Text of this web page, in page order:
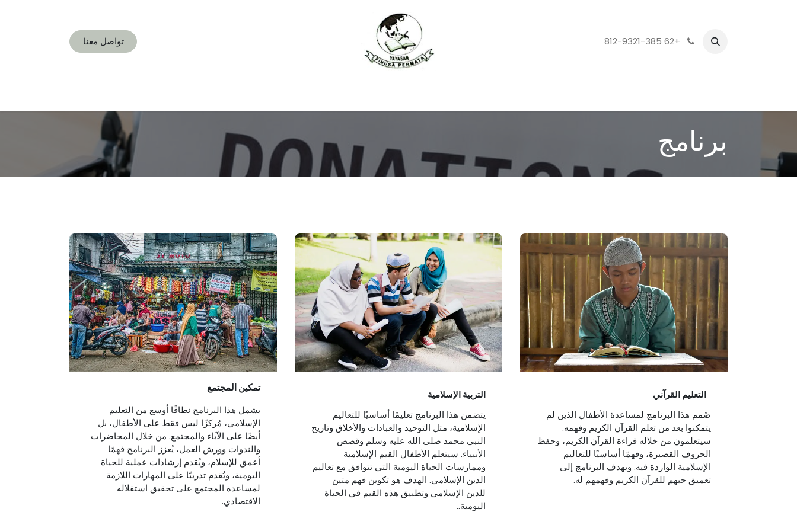
+62 812-9321-385 تواصل معنا
برنامج
التعليم القرآني
صُمم هذا البرنامج لمساعدة الأطفال الذين لم
يتمكنوا بعد من تعلم القرآن الكريم وفهمه.
سيتعلمون من خلاله قراءة القرآن الكريم، وحفظ
الحروف القصيرة، وفهمًا أساسيًا للتعاليم
الإسلامية الواردة فيه. ويهدف البرنامج إلى
تعميق حبهم للقرآن الكريم وفهمهم له.
التربية الإسلامية
يتضمن هذا البرنامج تعليمًا أساسيًا للتعاليم
الإسلامية، مثل التوحيد والعبادات والأخلاق وتاريخ
النبي محمد صلى الله عليه وسلم وقصص
الأنبياء. سيتعلم الأطفال القيم الإسلامية
وممارسات الحياة اليومية التي تتوافق مع تعاليم
الدين الإسلامي. الهدف هو تكوين فهم متين
للدين الإسلامي وتطبيق هذه القيم في الحياة
اليومية..
تمكين المجتمع
يشمل هذا البرنامج نطاقًا أوسع من التعليم
الإسلامي، مُركزًا ليس فقط على الأطفال، بل
أيضًا على الآباء والمجتمع. من خلال المحاضرات
والندوات وورش العمل، يُعزز البرنامج فهمًا
أعمق للإسلام، ويُقدم إرشادات عملية للحياة
اليومية، ويُقدم تدريبًا على المهارات اللازمة
لمساعدة المجتمع على تحقيق استقلاله
الاقتصادي.